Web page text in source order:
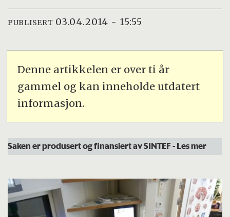
PUBLISERT 03.04.2014 - 15:55
Denne artikkelen er over ti år
gammel og kan inneholde utdatert
informasjon.
Saken er produsert og finansiert av SINTEF- Les mer